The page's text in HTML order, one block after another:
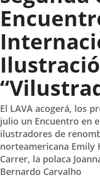
El LAVA acogerá, los
julio un Encuentro en
ilustradores de
norteamericana Emily
Carrer, la polaca
Bernardo Carvalho